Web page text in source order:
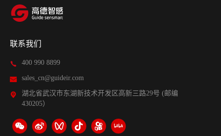
联系我们
400 990 8899
sales_cn@guideir.com
湖北省武汉市东湖新技术开发区高新三路29号 (邮编
430205）